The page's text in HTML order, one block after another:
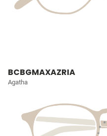
BCBGMAXAZRIA
Agatha